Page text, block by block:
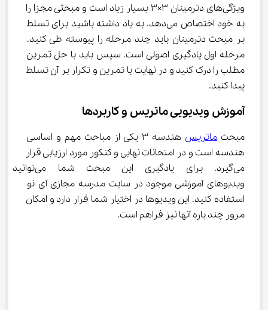
ویژگی‌های دترمینان ۳×۳ بسیار زیاد است و مبحثی مجزا را
به خود اختصاص می‌دهد. به یاد داشته باشید برای تسلط
بر مبحث دترمینان باید چند مرحله را پیوسته طی کنید.
مرحله اول یادگیری اصولی است. سپس باید با حل تمرین
مطلب را درک کنید و در نهایت با تمرین و تکرار بر آن تسلط
پیدا کنید.
آموزش ویدیویی ماتریس و کاربردها
مبحث ماتریس
هندسه ۳ یکی از مباحث مهم و اساسی
هندسه است و در امتحانات نهایی و کنکور مورد ارزیابی قرار
می‌گیرد. برای یادگیری این مبحث شما
ویدیو‌های آموزشی موجود در سایت مدرسه مجازی آی نو
استفاده کنید. این ویدیو‌ها در اختیار شما قرار دارد و امکان
مرور چند باره آنها نیز فراهم است.